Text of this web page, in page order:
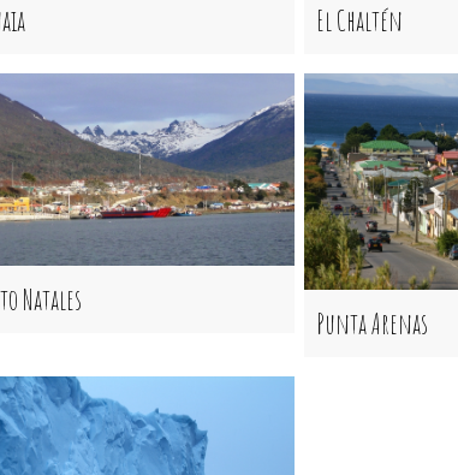
El Chaltén
Natales
Punta Arenas